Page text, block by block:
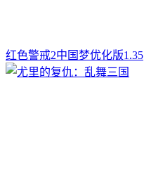
红色警戒2中国梦优化版1.35